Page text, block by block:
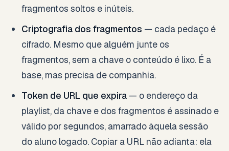
fragmentos soltos e inúteis.
Criptografia dos fragmentos — cada pedaço é
cifrado. Mesmo que alguém junte os
fragmentos, sem a chave o conteúdo é lixo. É a
base, mas precisa de companhia.
Token de URL que expira — o endereço da
playlist, da chave e dos fragmentos é assinado e
válido por segundos, amarrado àquela sessão
do aluno logado. Copiar a URL não adianta: ela